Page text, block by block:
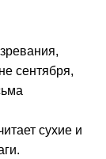
сентября,
сухие и